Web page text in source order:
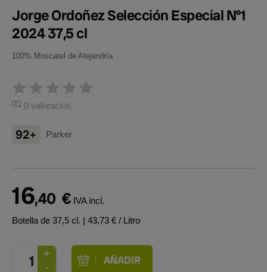
Jorge Ordoñez Selección Especial Nº1
2024 37,5 cl
100% Moscatel de Alejandría
0 valoración
92+ Parker
16,40 € IVA incl.
Botella de 37,5 cl. | 43,73 € / Litro